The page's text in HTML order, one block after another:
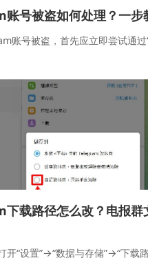
号被盗如何处理？一步
账号被盗，首先应立即尝试通过
载路径怎么改？电报群
开“设置”→“数据与存储”→“下载